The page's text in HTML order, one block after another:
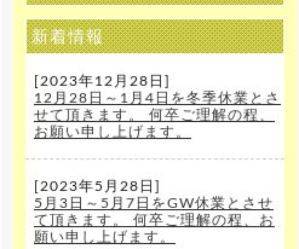
新着情報
[2023年12月28日]
12月28日～1月4日を冬季休業とさ
せて頂きます。 何卒ご理解の程、
お願い申し上げます。
[2023年5月28日]
5月3日～5月7日をGW休業とさせ
て頂きます。 何卒ご理解の程、お
願い申し上げます。